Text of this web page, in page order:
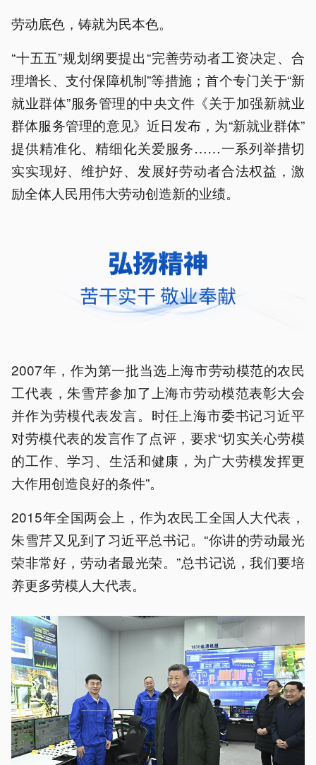
劳动底色，铸就为民本色。
“十五五”规划纲要提出“完善劳动者工资决定、合
理增长、支付保障机制”等措施；首个专门关于“新
就业群体”服务管理的中央文件《关于加强新就业
群体服务管理的意见》近日发布，为“新就业群体”
提供精准化、精细化关爱服务……一系列举措切
实实现好、维护好、发展好劳动者合法权益，激
励全体人民用伟大劳动创造新的业绩。
2007年，作为第一批当选上海市劳动模范的农民
工代表，朱雪芹参加了上海市劳动模范表彰大会
并作为劳模代表发言。时任上海市委书记习近平
对劳模代表的发言作了点评，要求“切实关心劳模
的工作、学习、生活和健康，为广大劳模发挥更
大作用创造良好的条件”。
2015年全国两会上，作为农民工全国人大代表，
朱雪芹又见到了习近平总书记。“你讲的劳动最光
荣非常好，劳动者最光荣。”总书记说，我们要培
养更多劳模人大代表。